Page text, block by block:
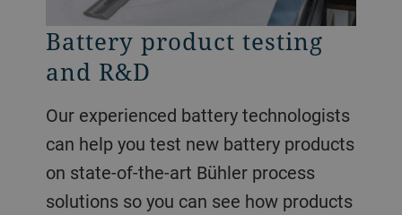
Battery product testing
and R&D
Our experienced battery technologists
can help you test new battery products
on state-of-the-art Bühler process
solutions so you can see how products